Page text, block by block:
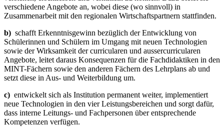
verschiedene Angebote an, wobei diese (wo sinnvoll) in
Zusammenarbeit mit den regionalen Wirtschaftspartnern stattfinden.
b) schafft Erkenntnisgewinn bezüglich der Entwicklung von
Schülerinnen und Schülern im Umgang mit neuen Technologien
sowie der Wirksamkeit der curricularen und aussercurricularen
Angebote, leitet daraus Konsequenzen für die Fachdidaktiken in den
MINT-Fächern sowie den anderen Fächern des Lehrplans ab und
setzt diese in Aus- und Weiterbildung um.
c) entwickelt sich als Institution permanent weiter, implementiert
neue Technologien in den vier Leistungsbereichen und sorgt dafür,
dass interne Leitungs- und Fachpersonen über entsprechende
Kompetenzen verfügen.